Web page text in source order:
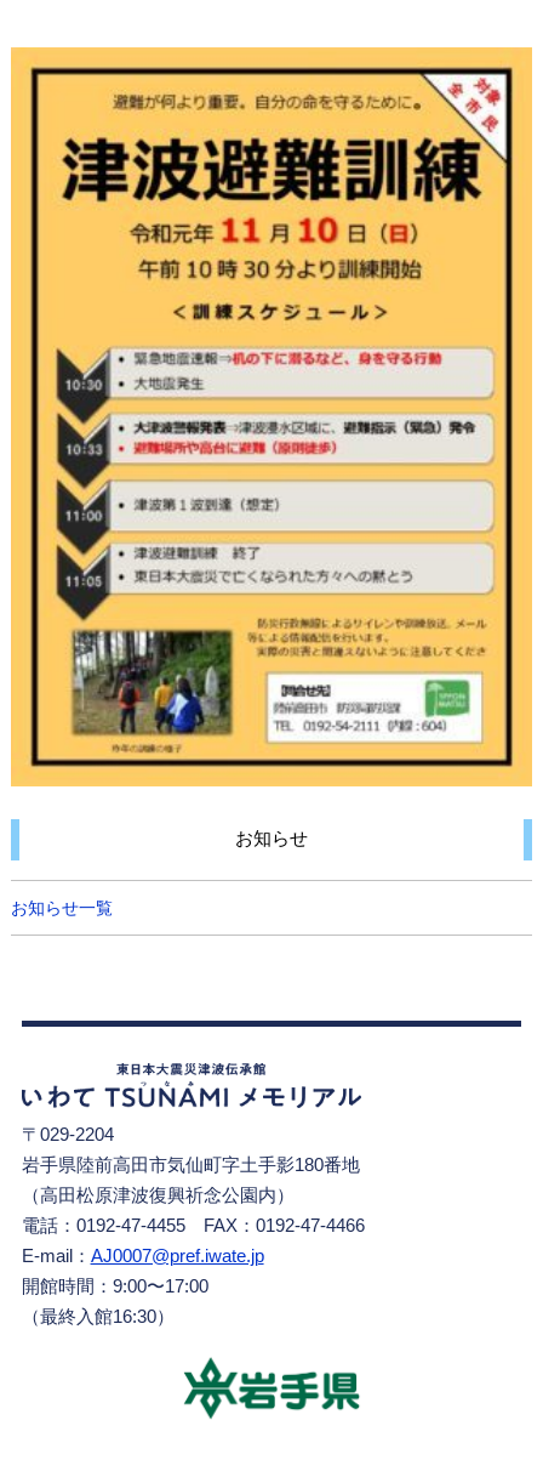
お知らせ
お知らせ一覧
〒029-2204
岩手県陸前高田市気仙町字土手影180番地
（高田松原津波復興祈念公園内）
電話：0192-47-4455 FAX：0192-47-4466
E-mail： AJ0007@pref.iwate.jp
開館時間：9:00〜17:00
（最終入館16:30）